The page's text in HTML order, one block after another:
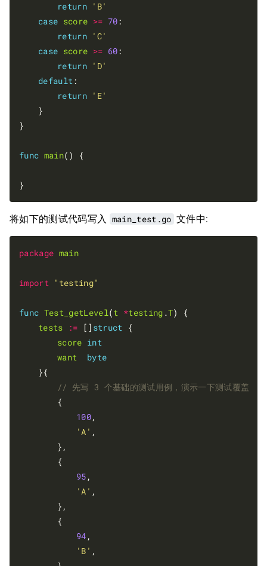
return 'B'
case score >= 70:
return 'C'
case score >= 60:
return 'D'
default:
return 'E'
}
func main() {
将如下的测试代码写入 main_test.go 文件中:
package main
import "testing"
func Test_getLevel(t *testing .T) {
tests
:= [] struct {
score int
want
byte
100,
'A' ,
95 ,
'A' ,
94 ,
'B' ,